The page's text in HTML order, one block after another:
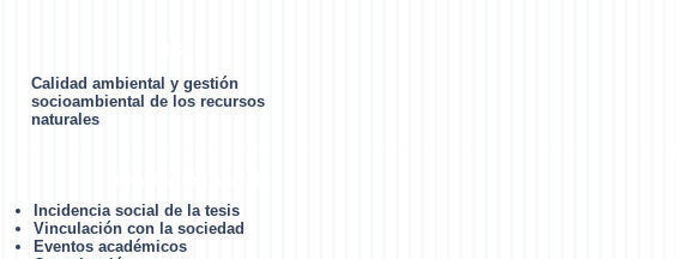
Calidad ambiental y gestión
socioambiental de los recursos
naturales
Incidencia social de la tesis
Vinculación con la sociedad
Eventos académicos